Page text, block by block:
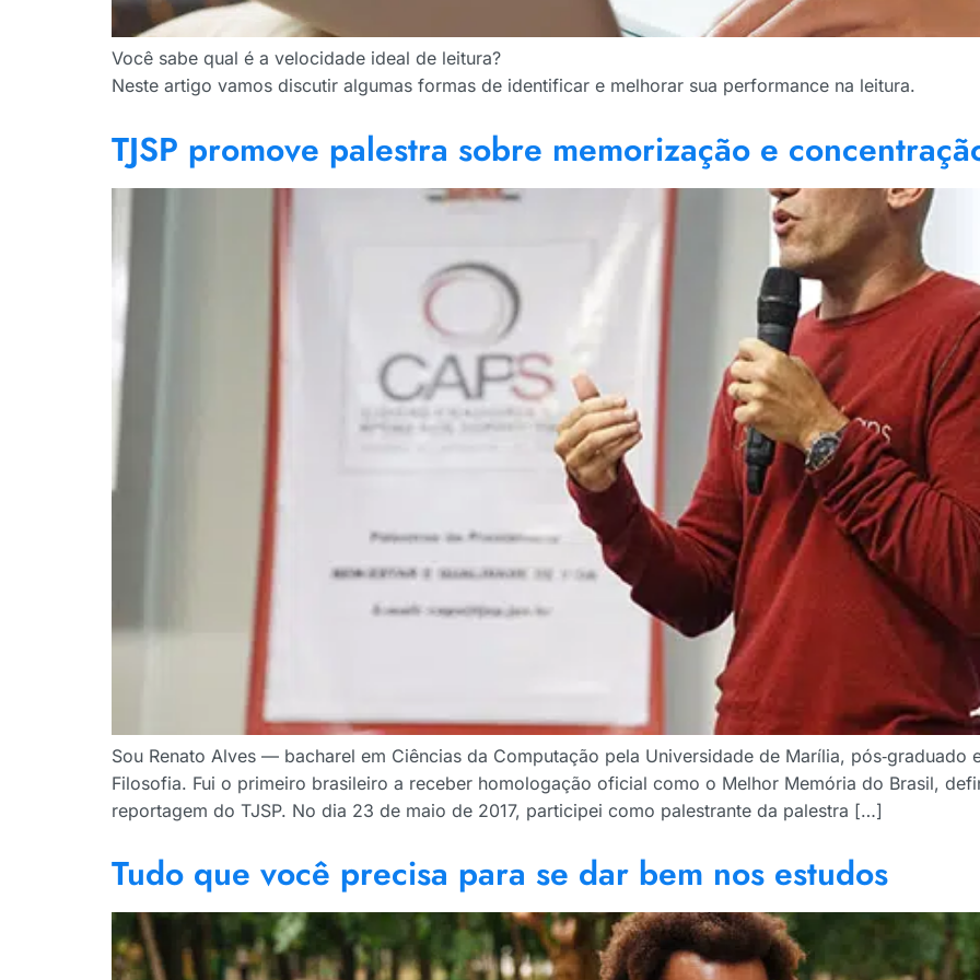
Você sabe qual é a velocidade ideal de leitura?
Neste artigo vamos discutir algumas formas de identificar e melhorar sua performance na leitura.
TJSP promove palestra sobre memorização e
Sou Renato Alves — bacharel em Ciências da Computação pela Universidade de Marília, pós‑graduado
Filosofia. Fui o primeiro brasileiro a receber homologação oficial como o Melhor Memória do Brasil,
reportagem do TJSP. No dia 23 de maio de 2017, participei como palestrante da palestra […]
Tudo que você precisa para se dar bem nos estudos